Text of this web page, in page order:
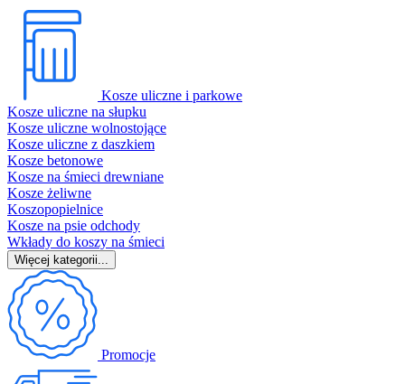
Kosze uliczne i parkowe
Kosze uliczne na słupku
Kosze uliczne wolnostojące
Kosze uliczne z daszkiem
Kosze betonowe
Kosze na śmieci drewniane
Kosze żeliwne
Koszopopielnice
Kosze na psie odchody
Wkłady do koszy na śmieci
Więcej kategorii...
Promocje